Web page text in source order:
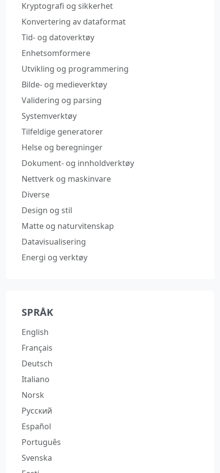
Kryptografi og sikkerhet
Konvertering av dataformat
Tid- og datoverktøy
Enhetsomformere
Utvikling og programmering
Bilde- og medieverktøy
Validering og parsing
Systemverktøy
Tilfeldige generatorer
Helse og beregninger
Dokument- og innholdverktøy
Nettverk og maskinvare
Diverse
Design og stil
Matte og naturvitenskap
Datavisualisering
Energi og verktøy
SPRÅK
English
Français
Deutsch
Italiano
Norsk
Русский
Español
Português
Svenska